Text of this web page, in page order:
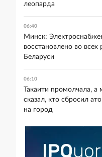
леопарда
06:40
Минск:
восстановлено во всех
Беларуси
06:10
Такаити промолчала, а
сказал, кто сбросил
на город